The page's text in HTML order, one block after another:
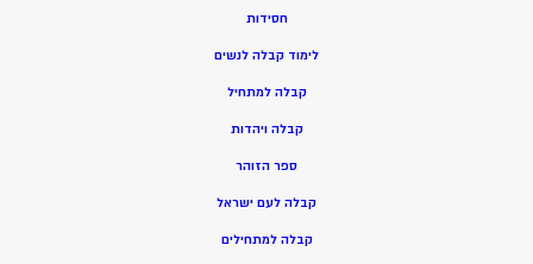
חסידות
לימוד קבלה לנשים
קבלה למתחיל
קבלה ויהדות
ספר הזוהר
קבלה לעם ישראל
קבלה למתחילים